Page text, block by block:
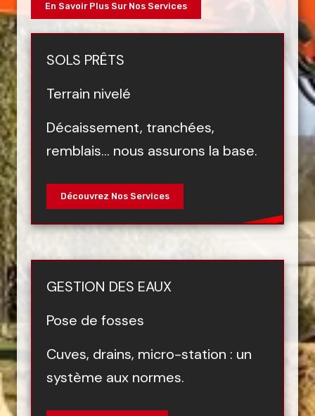
En Savoir Plus Sur Nos Services
SOLS PRÊTS
Terrain nivelé
Décaissement, tranchées,
remblais… nous assurons la base.
Découvrez Nos Services
GESTION DES EAUX
Pose de fosses
Cuves, drains, micro-station : un
système aux normes.